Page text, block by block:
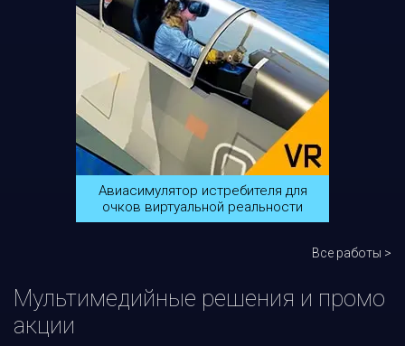
Авиасимулятор истребителя для
очков виртуальной реальности
Все работы >
Мультимедийные решения и промо
акции